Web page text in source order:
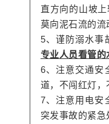
直方向的山坡
莫向泥石流的流
5、谨防溺水事
专业人员看管的
6、注意交通安
道，不闯红灯，
7、注意用电安
突发事故的紧急